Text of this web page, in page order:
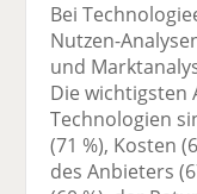
Bei
Nutzen-
und
Die wichtigsten
Technologien
(71 %), Kosten
des Anbieters